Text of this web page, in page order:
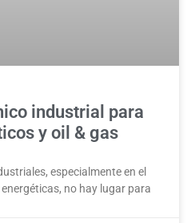
industrial para
y oil & gas
especialmente en el
no hay lugar para